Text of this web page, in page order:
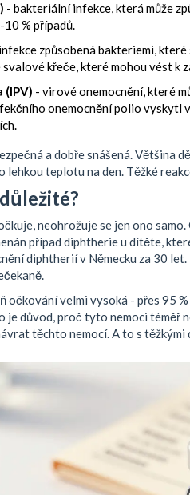
- bakteriální infekce, která může
% případů.
způsobená bakteriemi,
křeče, které mohou vést k
(IPV) - virové onemocnění, které
onemocnění polio vyskytl
a dobře snášená. Většina
lehkou teplotu na den. Těžké
neohrožuje se jen ono
případ diphtherie u dítěte,
diphtherií v Německu za 30
očkování velmi vysoká - přes 95
je důvod, proč tyto nemoci téměř
těchto nemocí. A to s těžkými